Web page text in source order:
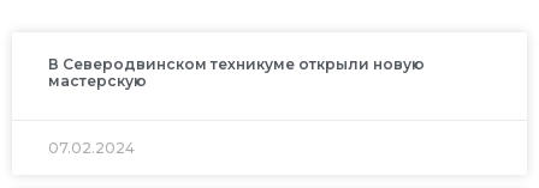
В Северодвинском техникуме открыли новую
мастерскую
07.02.2024